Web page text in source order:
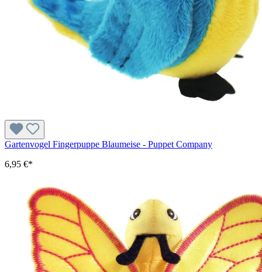
Gartenvogel Fingerpuppe Blaumeise - Puppet Company
6,95 €*